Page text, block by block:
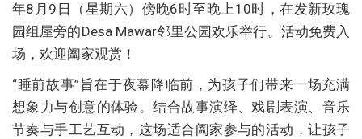
年8月9日（星期六）傍晚6时至晚上10时，在发新玫瑰
园组屋旁的Desa Mawar邻里公园欢乐举行。活动免费入
场，欢迎阖家观赏！
“睡前故事”旨在于夜幕降临前，为孩子们带来一场充满
想象力与创意的体验。结合故事演绎、戏剧表演、音乐
节奏与手工艺互动，这场适合阖家参与的活动，让孩子